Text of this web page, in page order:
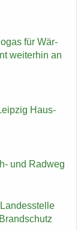
für Wär­
wei­ter­hin an
Haus­
und Rad­weg